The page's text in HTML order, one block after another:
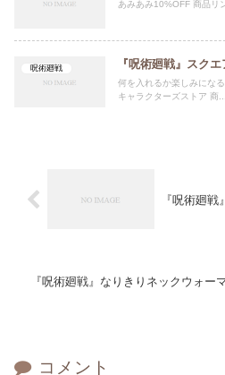
あみあみ10%OFF 商品リ
呪術廻戦 『呪術廻戦』スク
何を入れるか楽しみにな
キャラクターズストア 商...
『呪術廻
『呪術廻戦』なりきりネックウォー
コメント